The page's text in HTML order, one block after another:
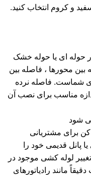
و کروم انتخاب کنید.
حوله ای یا حوله خشک
محورها ، فاصله بین
شماست. فاصله نرده
مناسب برای نصب آن
شود
برای مشتریانی
پانل قدیمی خود را
لوله کشی موجود در
مانند رادیاتورهای